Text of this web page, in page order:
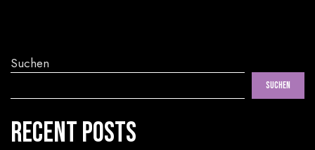
Suchen
Suchen
Recent Posts